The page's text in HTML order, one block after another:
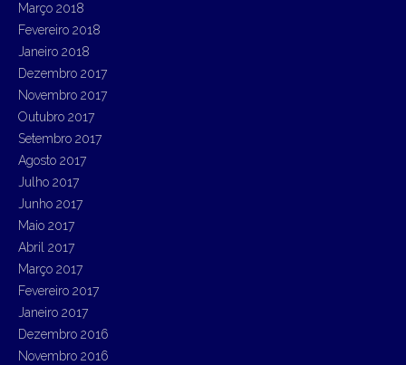
Março 2018
Fevereiro 2018
Janeiro 2018
Dezembro 2017
Novembro 2017
Outubro 2017
Setembro 2017
Agosto 2017
Julho 2017
Junho 2017
Maio 2017
Abril 2017
Março 2017
Fevereiro 2017
Janeiro 2017
Dezembro 2016
Novembro 2016